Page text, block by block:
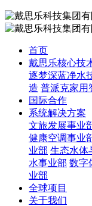
首页
戴思乐核心技
逐梦深蓝净水
造 普派克家用
国际合作
系统解决方案
文旅发展事业
健康空调事业
业部 生态水体
水事业部 数字
业部
全球项目
关于我们